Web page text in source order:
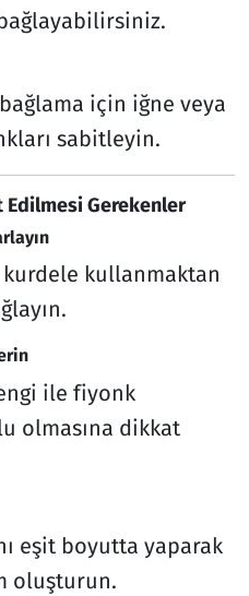
için iğne veya
sabitleyin.
Edilmesi Gerekenler
kurdele kullanmaktan
ile fiyonk
olmasına dikkat
eşit boyutta yaparak
oluşturun.